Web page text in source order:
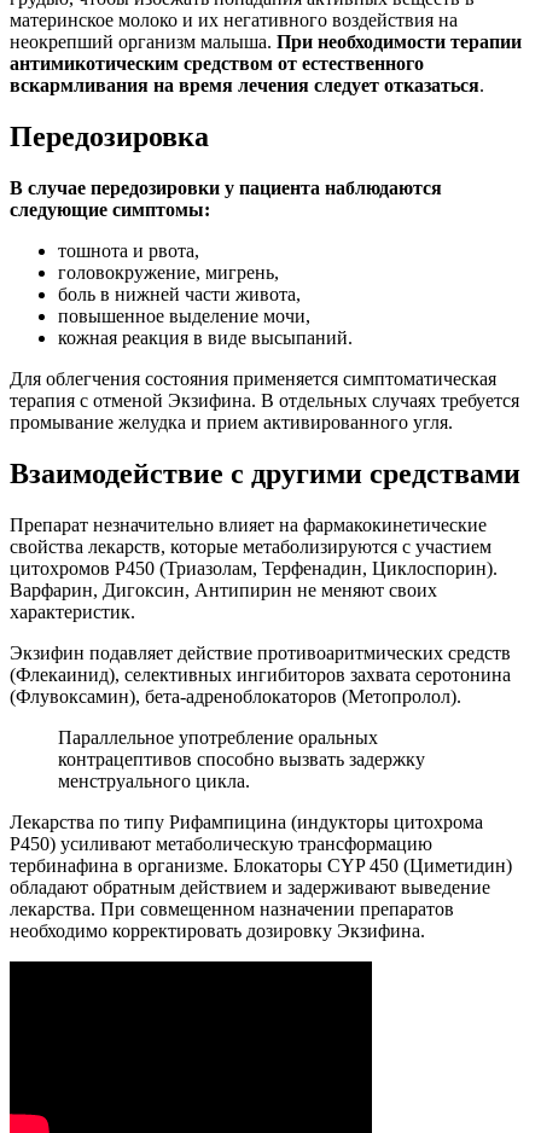
материнское молоко и их негативного воздействия на
неокрепший организм малыша. При необходимости терапии
антимикотическим средством от естественного
вскармливания на время лечения следует отказаться.
Передозировка
В случае передозировки у пациента наблюдаются
следующие симптомы:
тошнота и рвота,
головокружение, мигрень,
боль в нижней части живота,
повышенное выделение мочи,
кожная реакция в виде высыпаний.
Для облегчения состояния применяется симптоматическая
терапия с отменой Экзифина. В отдельных случаях требуется
промывание желудка и прием активированного угля.
Взаимодействие с другими средствами
Препарат незначительно влияет на фармакокинетические
свойства лекарств, которые метаболизируются с участием
цитохромов Р450 (Триазолам, Терфенадин, Циклоспорин).
Варфарин, Дигоксин, Антипирин не меняют своих
характеристик.
Экзифин подавляет действие противоаритмических средств
(Флекаинид), селективных ингибиторов захвата серотонина
(Флувоксамин), бета-адреноблокаторов (Метопролол).
Параллельное употребление оральных
контрацептивов способно вызвать задержку
менструального цикла.
Лекарства по типу Рифампицина (индукторы цитохрома
Р450) усиливают метаболическую трансформацию
тербинафина в организме. Блокаторы CYP 450 (Циметидин)
обладают обратным действием и задерживают выведение
лекарства. При совмещенном назначении препаратов
необходимо корректировать дозировку Экзифина.